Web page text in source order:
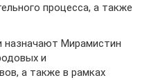
процесса, а также
назначают Мирамистин
и
а также в рамках